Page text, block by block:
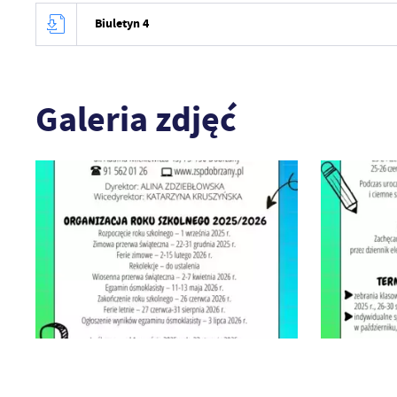
Biuletyn 4
Galeria zdjęć